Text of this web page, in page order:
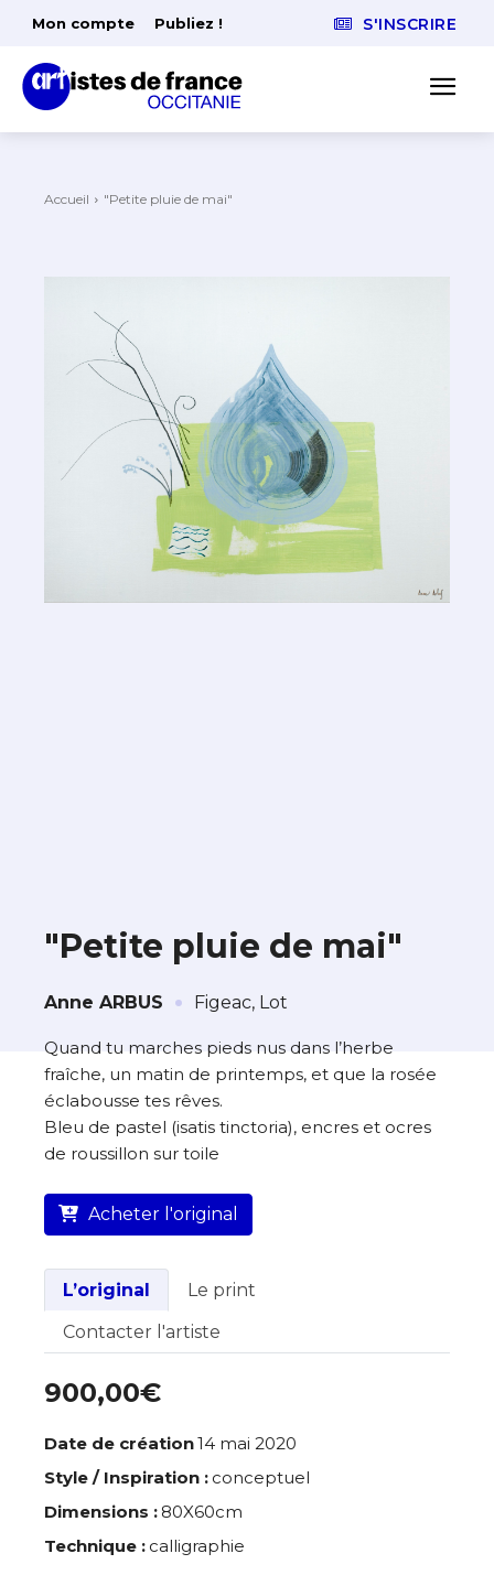
Mon compte Publiez ! S'INSCRIRE
Accueil "Petite pluie de mai"
À propos de cette œuvre
L’artiste assume l’entière responsabilité
de cette annonce ainsi que la vente et
la livraison de l’œuvre originale.
Lieu où se trouve l’œuvre originale :
Figeac, Lot
"Petite pluie de mai"
Anne ARBUS · Figeac, Lot
Quand tu marches pieds nus dans l’herbe
fraîche, un matin de printemps, et que la rosée
éclabousse tes rêves.
Bleu de pastel (isatis tinctoria), encres et ocres
de roussillon sur toile
Acheter l'original
L’original
Le print
Contacter l'artiste
900,00€
Date de création14 mai 2020
Style / Inspiration : conceptuel
Dimensions : 80X60cm
Technique : calligraphie